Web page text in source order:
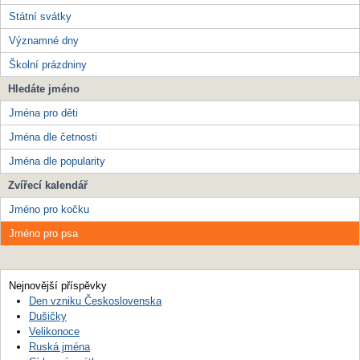
Státní svátky
Významné dny
Školní prázdniny
Hledáte jméno
Jména pro děti
Jména dle četnosti
Jména dle popularity
Zvířecí kalendář
Jméno pro kočku
Jméno pro psa
Nejnovější příspěvky
Den vzniku Československa
Dušičky
Velikonoce
Ruská jména